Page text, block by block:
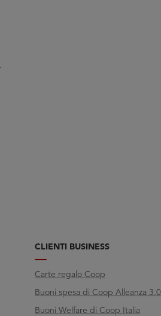
CLIENTI BUSINESS
Carte regalo Coop
Buoni spesa di Coop Alleanza 3.0
Buoni Welfare di Coop Italia